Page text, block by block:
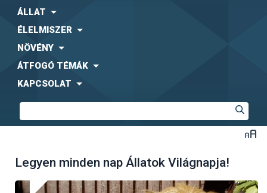
ÁLLAT
ÉLELMISZER
NÖVÉNY
ÁTFOGÓ TÉMÁK
KAPCSOLAT
Legyen minden nap Állatok Világnapja!